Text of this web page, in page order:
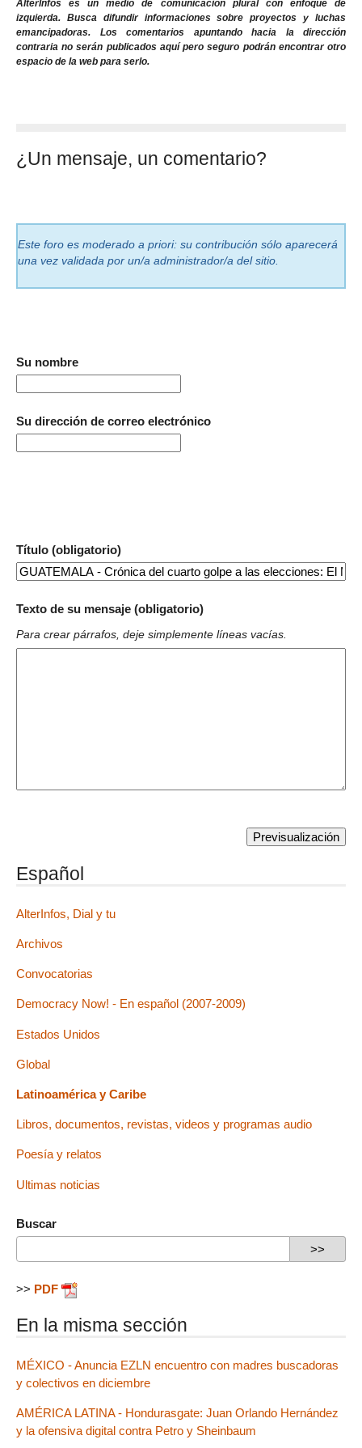
AlterInfos es un medio de comunicación plural con enfoque de
izquierda. Busca difundir informaciones sobre proyectos y luchas
emancipadoras. Los comentarios apuntando hacia la dirección
contraria no serán publicados aquí pero seguro podrán encontrar otro
espacio de la web para serlo.
¿Un mensaje, un comentario?
Este foro es moderado a priori: su contribución sólo aparecerá
una vez validada por un/a administrador/a del sitio.
Su nombre
Su dirección de correo electrónico
Título (obligatorio)
Texto de su mensaje (obligatorio)
Para crear párrafos, deje simplemente líneas vacías.
Español
AlterInfos, Dial y tu
Archivos
Convocatorias
Democracy Now! - En español (2007-2009)
Estados Unidos
Global
Latinoamérica y Caribe
Libros, documentos, revistas, videos y programas audio
Poesía y relatos
Ultimas noticias
Buscar
>> PDF
En la misma sección
MÉXICO - Anuncia EZLN encuentro con madres buscadoras
y colectivos en diciembre
AMÉRICA LATINA - Hondurasgate: Juan Orlando Hernández
y la ofensiva digital contra Petro y Sheinbaum